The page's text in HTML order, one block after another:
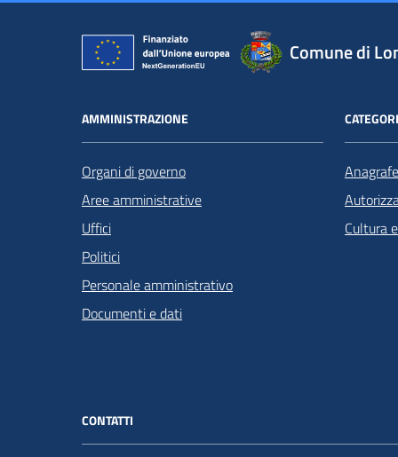
Comune di
AMMINISTRAZIONE
Organi di governo
Aree amministrative
Uffici
Politici
Personale amministrativo
Documenti e dati
Cultura
CONTATTI